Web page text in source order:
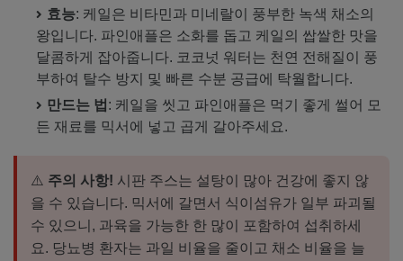
효능: 케일은 비타민과 미네랄이 풍부한 녹색 채소의
왕입니다. 파인애플은 소화를 돕고 케일의 쌉쌀한 맛을
달콤하게 잡아줍니다. 코코넛 워터는 천연 전해질이 풍
부하여 탈수 방지 및 빠른 수분 공급에 탁월합니다.
만드는 법 : 케일을 씻고 파인애플은 먹기 좋게 썰어 모
든 재료를 믹서에 넣고 곱게 갈아주세요.
⚠️ 주의 사항! 시판 주스는 설탕이 많아 건강에 좋지 않
을 수 있습니다. 믹서에 갈면서 식이섬유가 일부 파괴될
수 있으니, 과육을 가능한 한 많이 포함하여 섭취하세
요. 당뇨병 환자는 과일 비율을 줄이고 채소 비율을 늘